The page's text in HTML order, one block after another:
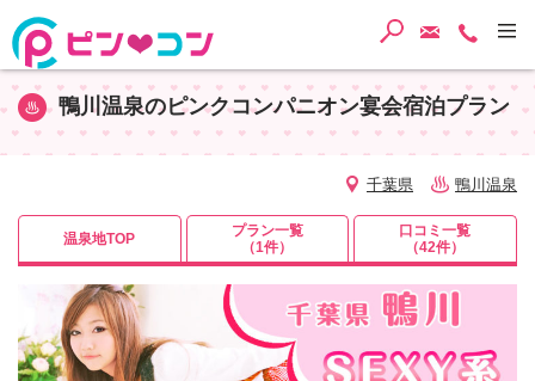
ご予約・
検索
鴨川温泉のピンクコンパニオン宴会宿泊プラン
千葉県 鴨川温泉
温泉地TOP
プラン一覧
（1件）
口コミ一覧
（42件）